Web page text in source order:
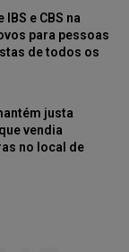
e CBS na
para pessoas
de todos os
justa
vendia
no local de